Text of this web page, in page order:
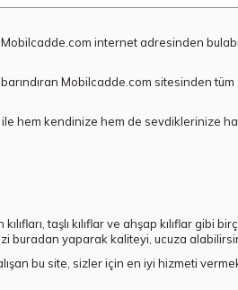
internet adresinden
Mobilcadde.com sitesinden tüm
ile hem kendinize hem de sevdiklerinize
taşlı kılıflar ve ahşap kılıflar gibi
buradan yaparak kaliteyi, ucuza
bu site, sizler için en iyi hizmeti